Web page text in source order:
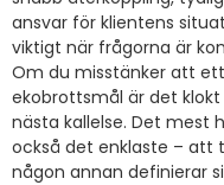
ansvar för klientens
viktigt när frågorna är
Om du misstänker att
ekobrottsmål är det
nästa kallelse. Det mest
också det enklaste – att
någon annan definierar